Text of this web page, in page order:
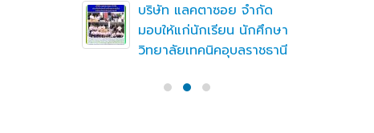
บริษัท แลคตาซอย จำกัด
มอบให้แก่นักเรียน นักศึกษา
วิทยาลัยเทคนิคอุบลราชธานี